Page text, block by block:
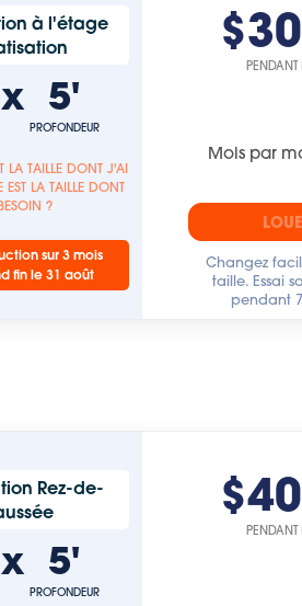
à l'étage
x 5'
PROFONDEUR
LA TAILLE DONT J'AI
EST LA TAILLE DONT
?
sur 3 mois
fin le 31 août
$30
Mois par
Changez
taille. Essai
pendant
Rez-de-
x 5'
PROFONDEUR
$40